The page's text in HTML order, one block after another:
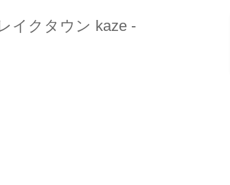
イクタウン kaze -